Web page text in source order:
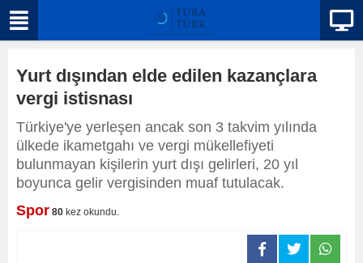
Yurt dışından elde edilen kazançlara
vergi istisnası
Türkiye'ye yerleşen ancak son 3 takvim yılında
ülkede ikametgahı ve vergi mükellefiyeti
bulunmayan kişilerin yurt dışı gelirleri, 20 yıl
boyunca gelir vergisinden muaf tutulacak.
Spor 80 kez okundu.